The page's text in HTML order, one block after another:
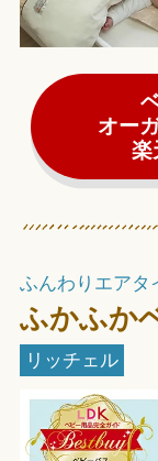
オー
楽
ふんわりエアタ
ふかふか
リッチェル